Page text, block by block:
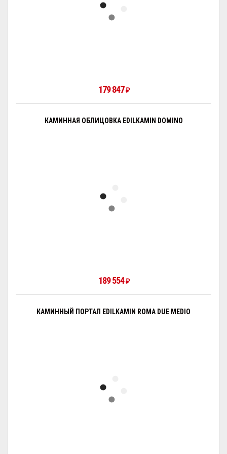
179 847₽
КАМИННАЯ ОБЛИЦОВКА EDILKAMIN DOMINO
189 554₽
КАМИННЫЙ ПОРТАЛ EDILKAMIN ROMA DUE MEDIO